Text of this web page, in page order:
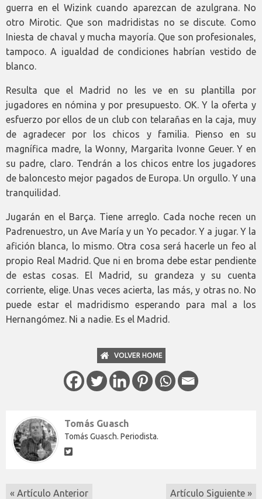
guerra en el Wizink cuando aparezcan de azulgrana. No
otro Mirotic. Que son madridistas no se discute. Como
Iniesta de chaval y mucha mayoría. Que son profesionales,
tampoco. A igualdad de condiciones habrían vestido de
blanco.
Resulta que el Madrid no les ve en su plantilla por
jugadores en nómina y por presupuesto. OK. Y la oferta y
esfuerzo por ellos de un club con telarañas en la caja, muy
de agradecer por los chicos y familia. Pienso en su
magnífica madre, la Wonny, Margarita Ivonne Geuer. Y en
su padre, claro. Tendrán a los chicos entre los jugadores
de baloncesto mejor pagados de Europa. Un orgullo. Y una
tranquilidad.
Jugarán en el Barça. Tiene arreglo. Cada noche recen un
Padrenuestro, un Ave María y un Yo pecador. Y a jugar. Y la
afición blanca, lo mismo. Otra cosa será hacerle un feo al
propio Real Madrid. Que ni en broma debe estar pendiente
de estas cosas. El Madrid, su grandeza y su cuenta
corriente, elige. Unas veces acierta, las más, y otras no. No
puede estar el madridismo esperando para mal a los
Hernangómez. Ni a nadie. Es el Madrid.
VOLVER HOME
Tomás Guasch
Tomás Guasch. Periodista.
« Artículo Anterior Artículo Siguiente »